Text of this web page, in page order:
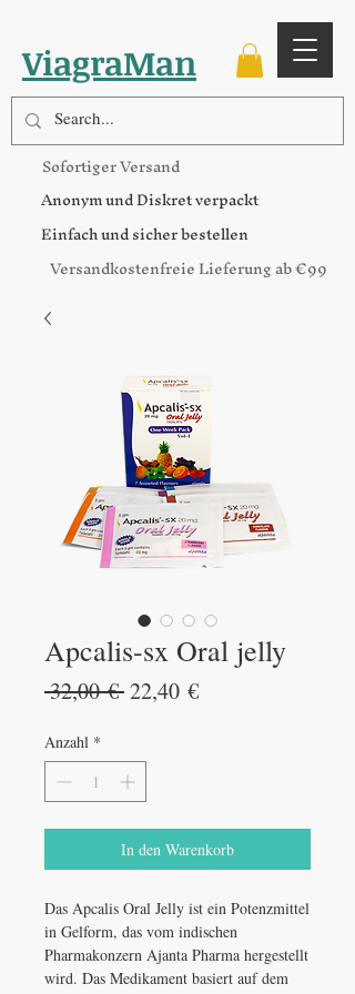
ViagraMan
Sofortiger Versand
Anonym und Diskret verpackt
Einfach und sicher bestellen
Versandkostenfreie Lieferung ab €99
Apcalis-sx Oral jelly
32,00 € Standardpreis
22,40 €Sale-
Anzahl *
In den Warenkorb
Das Apcalis Oral Jelly ist ein Potenzmittel
in Gelform, das vom indischen
Pharmakonzern Ajanta Pharma hergestellt
wird. Das Medikament basiert auf dem